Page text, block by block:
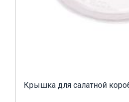
Крышка для салатной